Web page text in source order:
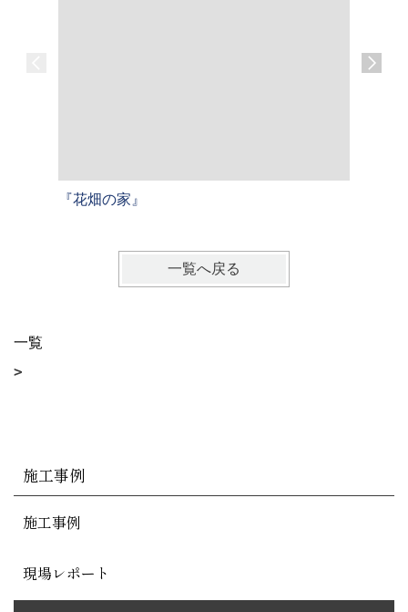
『花畑の家』
一覧へ戻る
一覧
施工事例
施工事例
現場レポート